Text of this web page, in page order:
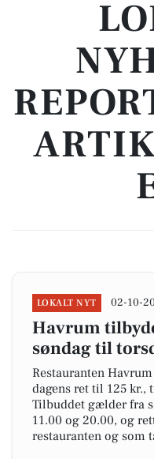
LOKALT NYT 02-10-
Havrum
søndag til
Restauranten
dagens ret til 125 kr.,
Tilbuddet gælder fra
11.00 og 20.00, og
restauranten og som